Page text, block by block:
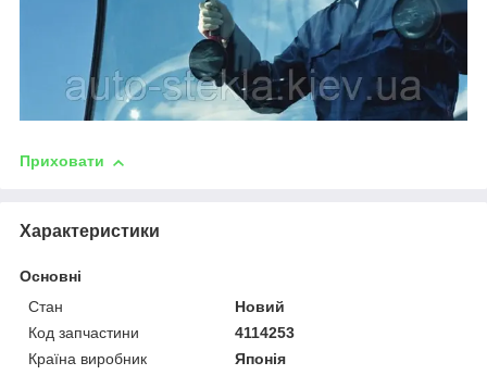
Приховати
Характеристики
Основні
Стан
Новий
Код запчастини
4114253
Країна виробник
Японія